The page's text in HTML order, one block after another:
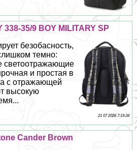
35/9 BOY MILITARY SP
безобасность,
темно:
светоотражающие
и простая в
с отражающей
высокую
21 07 2026 7:19:34
Cander Brown